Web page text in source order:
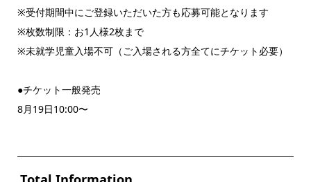
※受付期間中にご登録いただいた方も応募可能となります
※枚数制限：お1人様2枚まで
※未就学児童入場不可（ご入場される方全てにチケット必要）
●チケット一般発売
8月19日10:00〜